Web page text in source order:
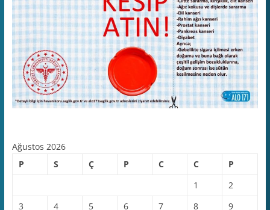
Ağustos 2026
P
S Ç P C C
P
1
2
3
4 5 6 7 8 9